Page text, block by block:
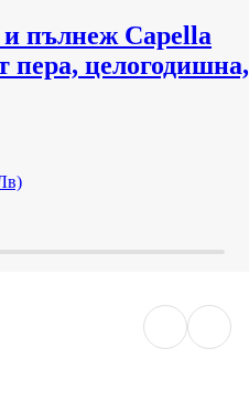
пълнеж Capella
пера, целогодишна,